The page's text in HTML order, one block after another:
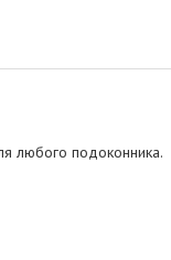
любого подоконника.